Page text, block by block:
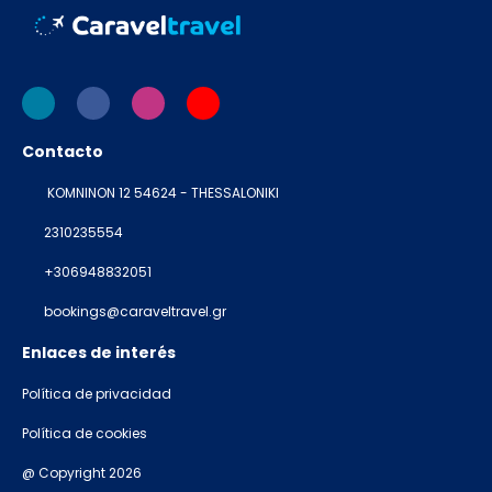
Contacto
KOMNINON 12 54624 - THESSALONIKI
2310235554
+306948832051
bookings@caraveltravel.gr
Enlaces de interés
Política de privacidad
Política de cookies
@ Copyright 2026